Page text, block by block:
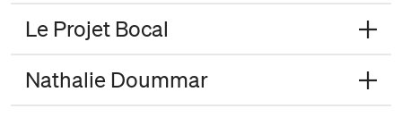
Le Projet Bocal
Nathalie Doummar